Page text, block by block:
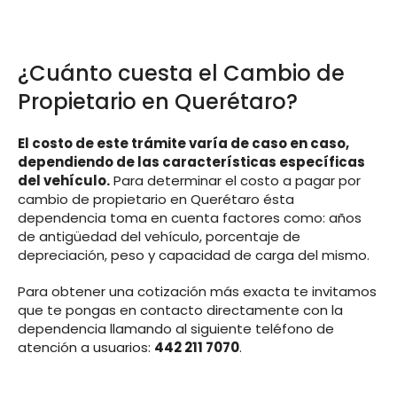
¿Cuánto cuesta el Cambio de
Propietario en Querétaro?
El costo de este trámite varía de caso en caso,
dependiendo de las características específicas
del vehículo.Para determinar el costo a pagar por
cambio de propietario en Querétaro ésta
dependencia toma en cuenta factores como: años
de antigüedad del vehículo, porcentaje de
depreciación, peso y capacidad de carga del mismo.
Para obtener una cotización más exacta te invitamos
que te pongas en contacto directamente con la
dependencia llamando al siguiente teléfono de
atención a usuarios: 442 211 7070.